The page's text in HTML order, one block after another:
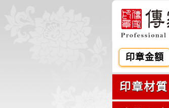
印章金額
印章材質